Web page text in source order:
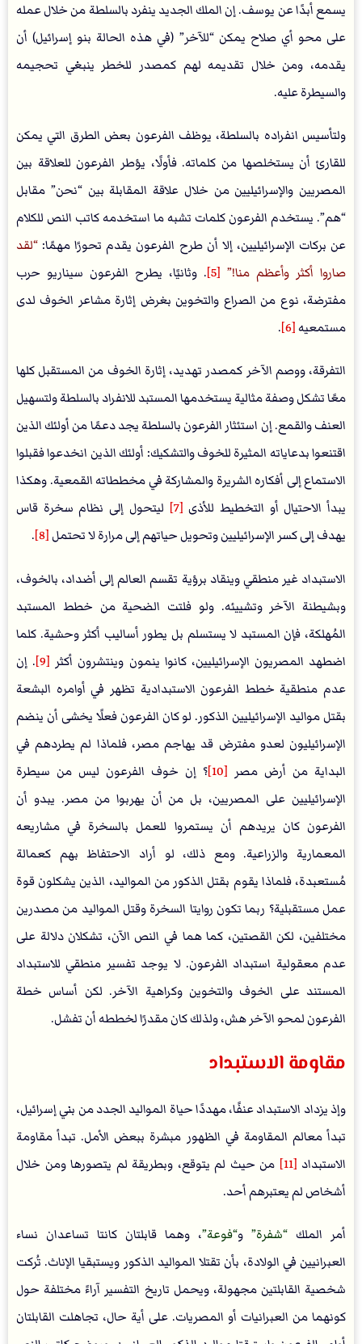
يسمع أبدًا عن يوسف. إن الملك الجديد ينفرد بالسلطة من خلال عمله
على محو أي صلاح يمكن “للآخر” (في هذه الحالة بنو إسرائيل) أن
يقدمه، ومن خلال تقديمه لهم كمصدر للخطر ينبغي تحجيمه
والسيطرة عليه.
ولتأسيس انفراده بالسلطة، يوظف الفرعون بعض الطرق التي يمكن
للقارئ أن يستخلصها من كلماته. فأولًا، يؤطر الفرعون للعلاقة بين
المصريين والإسرائيليين من خلال علاقة المقابلة بين “نحن” مقابل
“هم”. يستخدم الفرعون كلمات تشبه ما استخدمه كاتب النص للكلام
عن بركات الإسرائيليين، إلا أن طرح الفرعون يقدم تحورًا مهمًا: لقد
صاروا أكثر وأعظم منا!
[5] . وثانيًا، يطرح الفرعون سيناريو حرب
مفترضة، نوع من الصراع والتخوين بغرض إثارة مشاعر الخوف لدى
مستمعيه[6]
.
التفرقة، ووصم الآخر كمصدر تهديد، إثارة الخوف من المستقبل كلها
معًا تشكل وصفة مثالية يستخدمها المستبد للانفراد بالسلطة ولتسهيل
العنف والقمع. إن استئثار الفرعون بالسلطة يجد دعمًا من أولئك الذين
اقتنعوا بدعاياته المثيرة للخوف والتشكيك: أولئك الذين انخدعوا فقبلوا
الاستماع إلى أفكاره الشريرة والمشاركة في مخططاته القمعية. وهكذا
يبدأ الاحتيال أو التخطيط للأذى [7]
ليتحول إلى نظام سخرة قاس
يهدف إلى كسر الإسرائيليين وتحويل حياتهم إلى مرارة لا تحتمل [8]
.
الاستبداد غير منطقي وينقاد برؤية تقسم العالم إلى أضداد، بالخوف،
وبشيطنة الآخر وتشييئه. ولو فلتت الضحية من خطط المستبد
المُهلكة، فإن المستبد لا يستسلم بل يطور أساليب أكثر وحشية. كلما
اضطهد المصريون الإسرائيليين، كانوا ينمون وينتشرون أكثر [9]
. إن
عدم منطقية خطط الفرعون الاستبدادية تظهر في أوامره البشعة
بقتل مواليد الإسرائيليين الذكور. لو كان الفرعون فعلًا يخشى أن ينضم
الإسرائيليون لعدو مفترض قد يهاجم مصر، فلماذا لم يطردهم في
البداية من أرض مصر [10]
؟ إن خوف الفرعون ليس من سيطرة
الإسرائيليين على المصريين، بل من أن يهربوا من مصر. يبدو أن
الفرعون كان يريدهم أن يستمروا للعمل بالسخرة في مشاريعه
المعمارية والزراعية. ومع ذلك، لو أراد الاحتفاظ بهم كعمالة
مُستعبدة، فلماذا يقوم بقتل الذكور من المواليد، الذين يشكلون قوة
عمل مستقبلية؟ ربما تكون روايتا السخرة وقتل المواليد من مصدرين
مختلفين، لكن القصتين، كما هما في النص الآن، تشكلان دلالة على
عدم معقولية استبداد الفرعون. لا يوجد تفسير منطقي للاستبداد
المستند على الخوف والتخوين وكراهية الآخر. لكن أساس خطة
الفرعون لمحو الآخر هش، ولذلك كان مقدرًا لخططه أن تفشل.
مقاومة الاستبداد
وإذ يزداد الاستبداد عنفًا، مهددًا حياة المواليد الجدد من بني إسرائيل،
تبدأ معالم المقاومة في الظهور مبشرة ببعض الأمل. تبدأ مقاومة
الاستبداد [11]
من حيث لم يتوقع، وبطريقة لم يتصورها ومن خلال
أشخاص لم يعتبرهم أحد.
أمر الملك شفرة و فوعة ، وهما قابلتان كانتا تساعدان نساء
العبرانيين في الولادة، بأن تقتلا المواليد الذكور ويستبقيا الإناث. تُركت
شخصية القابلتين مجهولة، ويحمل تاريخ التفسير آراءً مختلفة حول
كونهما من العبرانيات أو المصريات. على أية حال، تجاهلت القابلتان